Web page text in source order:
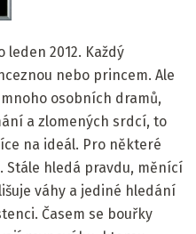
2012. Každý
nebo princem. Ale
osobních dramů,
a zlomených srdcí, to
na ideál. Pro některé
Stále hledá pravdu, měnící
váhy a jediné hledání
Časem se bouřky